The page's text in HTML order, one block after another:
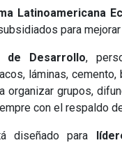
Latinoamericana
para
de Desarrollo,
láminas,
organizar grupos,
con el respaldo
diseñado para